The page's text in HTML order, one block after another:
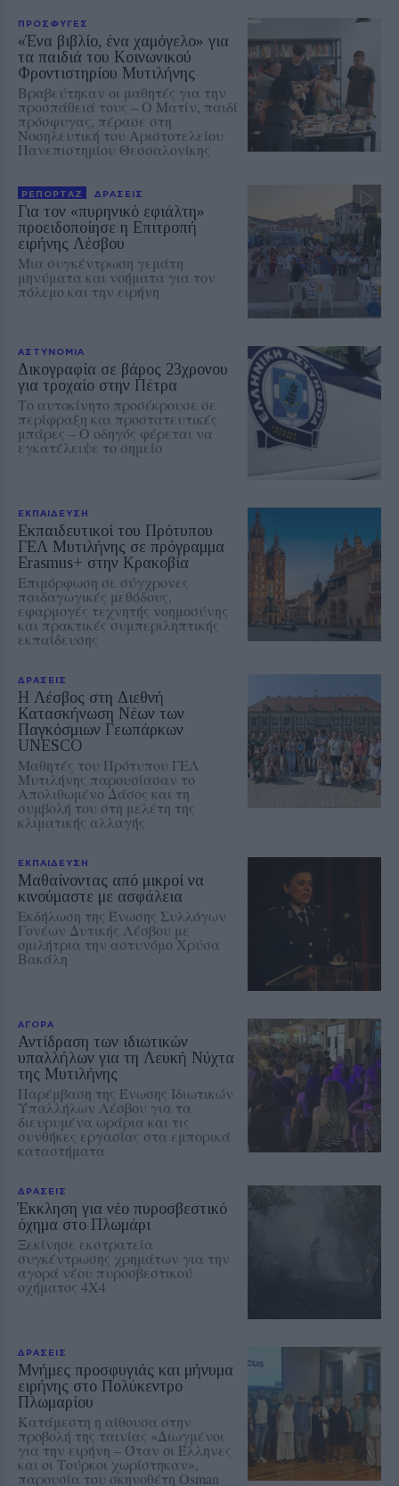
ΠΡΟΣΦΥΓΕΣ
«Ένα βιβλίο, ένα χαμόγελο» για
τα παιδιά του Κοινωνικού
Φροντιστηρίου Μυτιλήνης
Βραβεύτηκαν οι μαθητές για την
προσπάθειά τους – Ο Ματίν, παιδί
πρόσφυγας, πέρασε στη
Νοσηλευτική του Αριστοτελείου
Πανεπιστημίου Θεσσαλονίκης
ΡΕΠΟΡΤΑΖ ΔΡΑΣΕΙΣ
Για τον «πυρηνικό εφιάλτη»
προειδοποίησε η Επιτροπή
ειρήνης Λέσβου
Μια συγκέντρωση γεμάτη
μηνύματα και νοήματα για τον
πόλεμο και την ειρήνη
ΑΣΤΥΝΟΜΙΑ
Δικογραφία σε βάρος 23χρονου
για τροχαίο στην Πέτρα
Το αυτοκίνητο προσέκρουσε σε
περίφραξη και προστατευτικές
μπάρες – Ο οδηγός φέρεται να
εγκατέλειψε το σημείο
ΕΚΠΑΙΔΕΥΣΗ
Εκπαιδευτικοί του Πρότυπου
ΓΕΛ Μυτιλήνης σε πρόγραμμα
Erasmus+ στην Κρακοβία
Επιμόρφωση σε σύγχρονες
παιδαγωγικές μεθόδους,
εφαρμογές τεχνητής νοημοσύνης
και πρακτικές συμπεριληπτικής
εκπαίδευσης
ΔΡΑΣΕΙΣ
Η Λέσβος στη Διεθνή
Κατασκήνωση Νέων των
Παγκόσμιων Γεωπάρκων
UNESCO
Μαθητές του Πρότυπου ΓΕΛ
Μυτιλήνης παρουσίασαν το
Απολιθωμένο Δάσος και τη
συμβολή του στη μελέτη της
κλιματικής αλλαγής
ΕΚΠΑΙΔΕΥΣΗ
Μαθαίνοντας από μικροί να
κινούμαστε με ασφάλεια
Εκδήλωση της Ένωσης Συλλόγων
Γονέων Δυτικής Λέσβου με
ομιλήτρια την αστυνόμο Χρύσα
Βακάλη
ΑΓΟΡΑ
Αντίδραση των ιδιωτικών
υπαλλήλων για τη Λευκή Νύχτα
της Μυτιλήνης
Παρέμβαση της Ένωσης Ιδιωτικών
Υπαλλήλων Λέσβου για τα
διευρυμένα ωράρια και τις
συνθήκες εργασίας στα εμπορικά
καταστήματα
ΔΡΑΣΕΙΣ
Έκκληση για νέο πυροσβεστικό
όχημα στο Πλωμάρι
Ξεκίνησε εκστρατεία
συγκέντρωσης χρημάτων για την
αγορά νέου πυροσβεστικού
οχήματος 4Χ4
ΔΡΑΣΕΙΣ
Μνήμες προσφυγιάς και μήνυμα
ειρήνης στο Πολύκεντρο
Πλωμαρίου
Κατάμεστη η αίθουσα στην
προβολή της ταινίας «Διωγμένοι
για την ειρήνη – Όταν οι Έλληνες
και οι Τούρκοι χωρίστηκαν»,
παρουσία του σκηνοθέτη Osman